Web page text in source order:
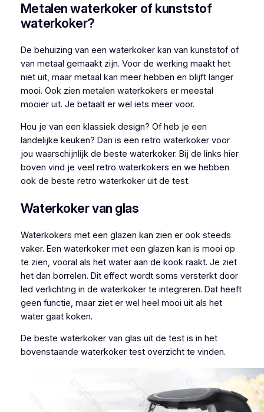
Metalen waterkoker of kunststof
waterkoker?
De behuizing van een waterkoker kan van kunststof of
van metaal gemaakt zijn. Voor de werking maakt het
niet uit, maar metaal kan meer hebben en blijft langer
mooi. Ook zien metalen waterkokers er meestal
mooier uit. Je betaalt er wel iets meer voor.
Hou je van een klassiek design? Of heb je een
landelijke keuken? Dan is een retro waterkoker voor
jou waarschijnlijk de beste waterkoker. Bij de links hier
boven vind je veel retro waterkokers en we hebben
ook de beste retro waterkoker uit de test.
Waterkoker van glas
Waterkokers met een glazen kan zien er ook steeds
vaker. Een waterkoker met een glazen kan is mooi op
te zien, vooral als het water aan de kook raakt. Je ziet
het dan borrelen. Dit effect wordt soms versterkt door
led verlichting in de waterkoker te integreren. Dat heeft
geen functie, maar ziet er wel heel mooi uit als het
water gaat koken.
De beste waterkoker van glas uit de test is in het
bovenstaande waterkoker test overzicht te vinden.